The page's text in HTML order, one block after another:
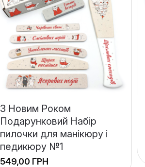
З Новим Роком
Подарунковий Набір
пилочки для манікюру і
педикюру №1
ГРН